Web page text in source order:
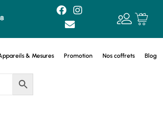
F
a
c
e
o
I
t
g
E
n
v
e
o
& Mesures Promotion Nos coffrets Blog